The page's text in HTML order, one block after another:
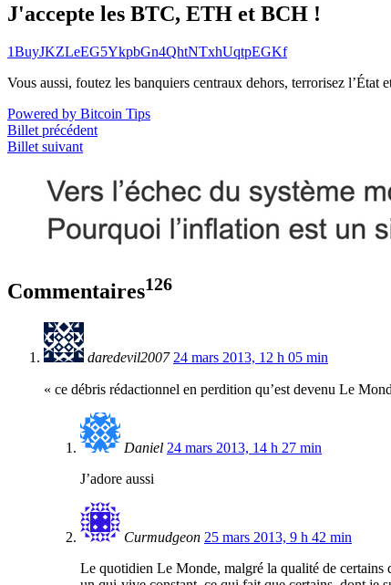
J'accepte les BTC, ETH et BCH !
1BuyJKZLeEG5YkpbGn4QhtNTxhUqtpEGKf
Vous aussi, foutez les banquiers centraux dehors, terrorisez
Powered by Bitcoin Tips
Billet précédent
Billet suivant
Commentaires126
daredevil2007 24 mars 2013, 12 h 05 min
« ce débris rédactionnel en perdition qu’est devenu Le
Daniel 24 mars 2013, 14 h 27 min
J’adore aussi
Curmudgeon 25 mars 2013, 9 h 42 min
Le quotidien Le Monde, malgré la qualité de certains